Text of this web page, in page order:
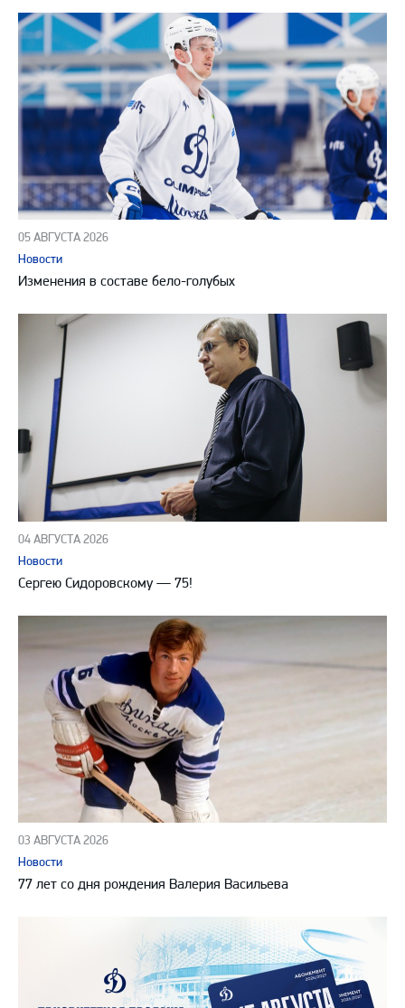
05 АВГУСТА 2026
Новости
Изменения в составе бело-голубых
04 АВГУСТА 2026
Новости
Сергею Сидоровскому — 75!
03 АВГУСТА 2026
Новости
77 лет со дня рождения Валерия Васильева